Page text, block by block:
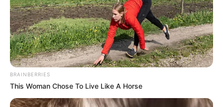
BRAINBERRIES
This Woman Chose To Live Like A Horse